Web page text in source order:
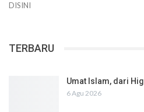
DISINI
TERBARU
Umat Islam, dari
6 Agu 2026